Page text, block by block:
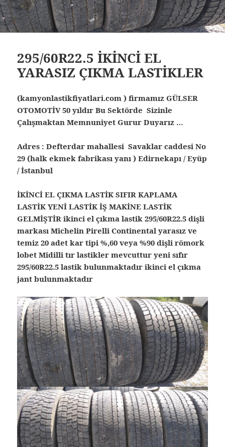
295/60R22.5 İKİNCİ EL
YARASIZ ÇIKMA LASTİKLER
(kamyonlastikfiyatlari.com ) firmamız GÜLSER
OTOMOTİV 50 yıldır Bu Sektörde Sizinle
Çalışmaktan Memnuniyet Gurur Duyarız …
Adres : Defterdar mahallesi Savaklar caddesi No
29 (halk ekmek fabrikası yanı ) Edirnekapı / Eyüp
/ İstanbul
İKİNCİ EL ÇIKMA LASTİK SIFIR KAPLAMA
LASTİK YENİ LASTİK İŞ MAKİNE LASTİK
GELMİŞTİR ikinci el çıkma lastik 295/60R22.5 dişli
markası Michelin Pirelli Continental yarasız ve
temiz 20 adet kar tipi %,60 veya %90 dişli römork
lobet Midilli tır lastikler mevcuttur yeni sıfır
295/60R22.5 lastik bulunmaktadır ikinci el çıkma
jant bulunmaktadır